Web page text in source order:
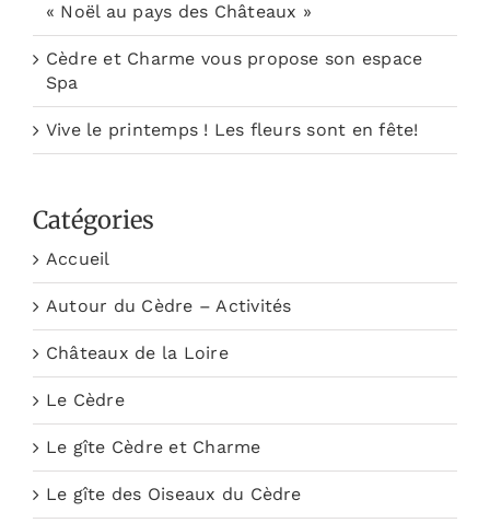
« Noël au pays des Châteaux »
Cèdre et Charme vous propose son espace
Spa
Vive le printemps ! Les fleurs sont en fête!
Catégories
Accueil
Autour du Cèdre – Activités
Châteaux de la Loire
Le Cèdre
Le gîte Cèdre et Charme
Le gîte des Oiseaux du Cèdre